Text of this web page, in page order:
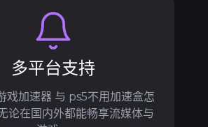
多平台支持
戏加速器 与 ps5不用加速盒怎
论在国内外都能畅享流媒体与